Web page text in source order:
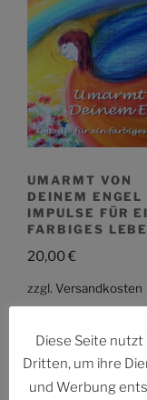
UMARMT VON
DEINEM ENGEL
IMPULSE FÜR
FARBIGES
20,00€
zzgl. Versandkosten
Diese Seite
Dritten, um ihre
und Werbung